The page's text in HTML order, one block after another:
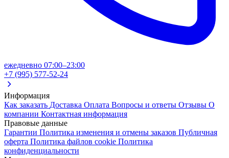
ежедневно 07:00–23:00
+7 (995) 577-52-24
Информация
Как заказать Доставка Оплата Вопросы и ответы Отзывы О
компании Контактная информация
Правовые данные
Гарантии Политика изменения и отмены заказов Публичная
оферта Политика файлов cookie Политика
конфиденциальности